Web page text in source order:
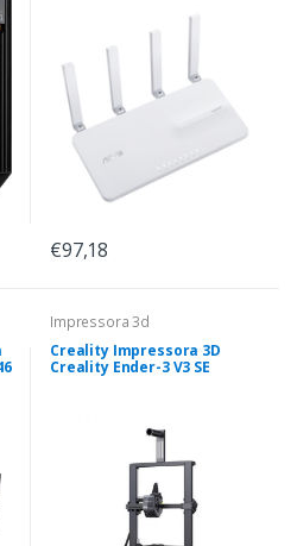
€97,18
Impressora 3d
Creality Impressora 3D
Creality Ender-3 V3 SE